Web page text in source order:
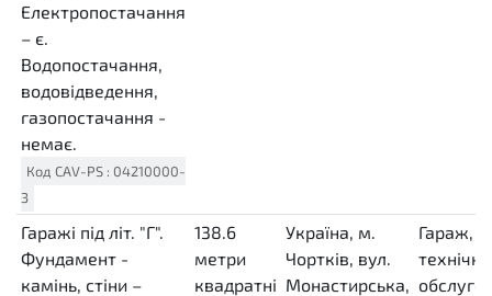
Електропостачання
– є.
Водопостачання,
водовідведення,
газопостачання -
немає.
Код CAV-PS : 04210000-
3
Гаражі під літ. "Г".
Фундамент -
камінь, стіни –
138.6
метри
квадратні
Україна, м.
Чортків, вул.
Монастирська,
Гараж,